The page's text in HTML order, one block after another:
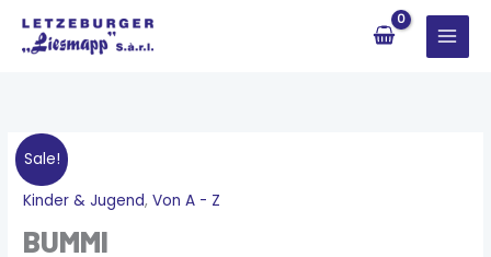
Inhalt
springen
Sale!
Kinder & Jugend,Von A - Z
BUMMI
Ursprünglicher
Preis
war:
Aktueller
BUMMI
Menge